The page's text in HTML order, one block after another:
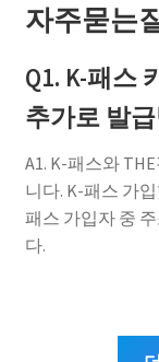
자주묻는
Q1. K-패스
추가로 발
A1. K-패스와
니다. K-패스 가
패스 가입자 중
다.